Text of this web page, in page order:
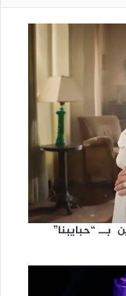
“حبايبنا”